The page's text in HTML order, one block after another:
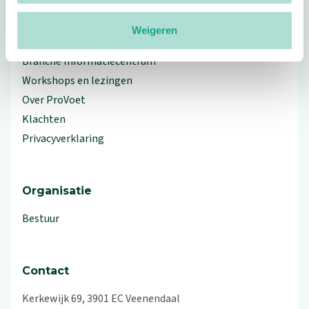
Weigeren
Branche Informatiecentrum
Workshops en lezingen
Over ProVoet
Klachten
Privacyverklaring
Organisatie
Bestuur
Contact
Kerkewijk 69, 3901 EC Veenendaal